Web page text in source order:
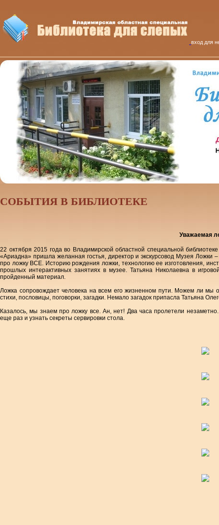
вход для
CОБЫТИЯ В БИБЛИОТЕКЕ
Уважаемая
22 октября 2015 года во Владимирской областной специальной
«Ариадна» пришла желанная гостья, директор и экскурсовод Музея Ложки
про ложку ВСЕ. Историю рождения ложки, технологию ее изготовления,
прошлых интерактивных занятиях в музее. Татьяна Николаевна в
пройденный материал.
Ложка сопровождает человека на всем его жизненном пути. Можем ли
стихи, пословицы, поговорки, загадки. Немало загадок припасла Татьяна
Казалось, мы знаем про ложку все. Ан, нет! Два часа пролетели
еще раз и узнать секреты сервировки стола.